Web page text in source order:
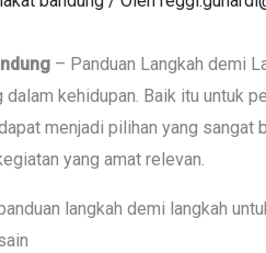
– Panduan Langkah demi
kehidupan. Baik itu untuk
menjadi pilihan yang sangat
yang amat relevan.
langkah demi langkah